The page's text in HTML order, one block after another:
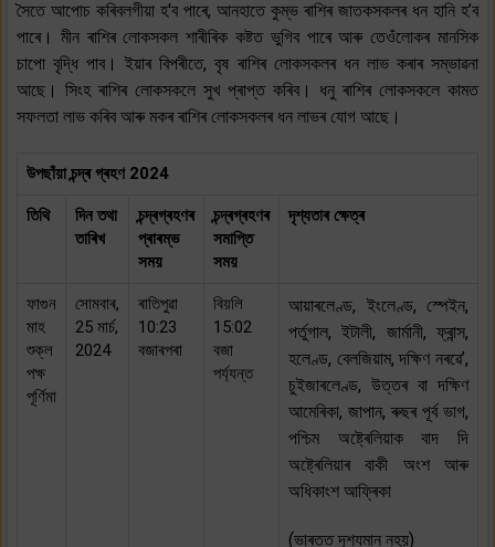
সৈতে আপোচ কৰিবলগীয়া হ'ব পাৰে, আনহাতে কুম্ভ ৰাশিৰ জাতকসকলৰ ধন হানি হ’ব
পাৰে। মীন ৰাশিৰ লোকসকল শাৰীৰিক কষ্টত ভুগিব পাৰে আৰু তেওঁলোকৰ মানসিক
চাপো বৃদ্ধি পাব। ইয়াৰ বিপৰীতে, বৃষ ৰাশিৰ লোকসকলৰ ধন লাভ কৰাৰ সম্ভাৱনা
আছে। সিংহ ৰাশিৰ লোকসকলে সুখ প্ৰাপ্ত কৰিব। ধনু ৰাশিৰ লোকসকলে কামত
সফলতা লাভ কৰিব আৰু মকৰ ৰাশিৰ লোকসকলৰ ধন লাভৰ যোগ আছে।
উপছাঁয়া চন্দ্ৰ গ্ৰহণ 2024
তিথি
দিন তথা
তাৰিখ
চন্দ্ৰগ্ৰহণৰ
প্ৰাৰম্ভ
সময়
চন্দ্ৰগ্ৰহণৰ
সমাপ্তি
সময়
দৃশ্যতাৰ ক্ষেত্ৰ
ফাগুন
মাহ
শুক্ল
পক্ষ
পূৰ্ণিমা
সোমবাৰ,
25 মাৰ্চ,
2024
ৰাতিপুৱা
10:23
বজাৰপৰা
বিয়লি
15:02
বজা
পৰ্য্যন্ত
আয়াৰলেণ্ড, ইংলেণ্ড, স্পেইন,
পৰ্তুগাল, ইটালী, জাৰ্মানী, ফ্ৰান্স,
হলেণ্ড, বেলজিয়াম, দক্ষিণ নৰৱে’,
চুইজাৰলেণ্ড, উত্তৰ বা দক্ষিণ
আমেৰিকা, জাপান, ৰুছৰ পূৰ্ব ভাগ,
পশ্চিম অষ্ট্ৰেলিয়াক বাদ দি
অষ্ট্ৰেলিয়াৰ বাকী অংশ আৰু
অধিকাংশ আফ্ৰিকা
(ভাৰতত দৃশ্যমান নহয়)